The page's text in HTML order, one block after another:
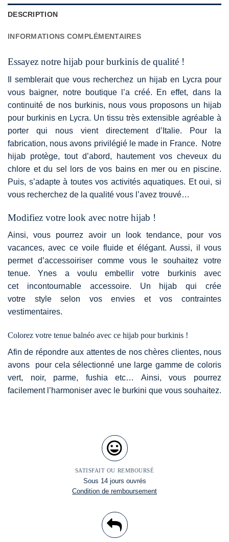
DESCRIPTION
INFORMATIONS COMPLÉMENTAIRES
Essayez notre hijab pour burkinis de qualité !
Il semblerait que vous recherchez un hijab en Lycra pour
vous baigner, notre boutique l’a créé. En effet, dans la
continuité de nos burkinis, nous vous proposons un hijab
pour burkinis en Lycra. Un tissu très extensible agréable à
porter qui nous vient directement d’Italie. Pour la
fabrication, nous avons privilégié le made in France. Notre
hijab protège, tout d’abord, hautement vos cheveux du
chlore et du sel lors de vos bains en mer ou en piscine.
Puis, s’adapte à toutes vos activités aquatiques. Et oui, si
vous recherchez de la qualité vous l’avez trouvé…
Modifiez votre look avec notre hijab !
Ainsi, vous pourrez avoir un look tendance, pour vos
vacances, avec ce voile fluide et élégant. Aussi, il vous
permet d’accessoiriser comme vous le souhaitez votre
tenue. Ynes a voulu embellir votre burkinis avec
cet
incontournable accessoire. Un hijab qui crée
votre
style
selon vos envies et vos contraintes
vestimentaires.
Colorez votre tenue balnéo avec ce hijab pour burkinis !
Afin de répondre aux attentes de nos chères clientes, nous
avons pour cela sélectionné une large gamme de coloris
vert, noir, parme, fushia etc… Ainsi, vous pourrez
facilement l’harmoniser avec le burkini que vous souhaitez.
SATISFAIT OU REMBOURSÉ
Sous 14 jours ouvrés
Condition de remboursement